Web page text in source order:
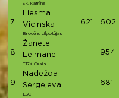
SK Katrīna
7
Liesma
Vicinska
Brocēnu cilpotājas
621 602
8
Žanete
Leimane
TRX Cēsis
954
9
Nadežda
Sergejeva
LSC
681